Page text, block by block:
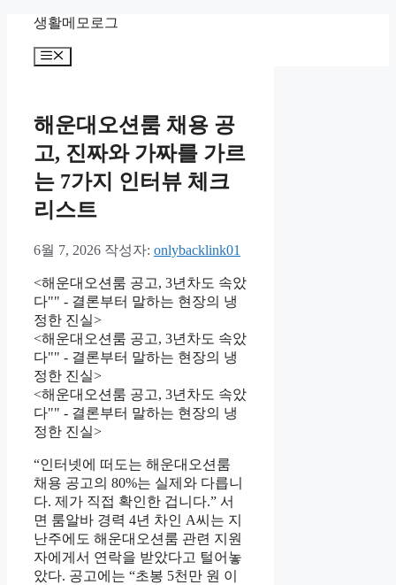
생활메모로그
메
해운대오션룸 채용 공
고, 진짜와 가짜를 가르
는 7가지 인터뷰 체크
리스트
6월 7, 2026 작성자: onlybacklink01
<해운대오션룸 공고, 3년차도 속았
다"" - 결론부터 말하는 현장의 냉
정한 진실>
<해운대오션룸 공고, 3년차도 속았
다"" - 결론부터 말하는 현장의 냉
정한 진실>
<해운대오션룸 공고, 3년차도 속았
다"" - 결론부터 말하는 현장의 냉
정한 진실>
“인터넷에 떠도는 해운대오션룸
채용 공고의 80%는 실제와 다릅니
다. 제가 직접 확인한 겁니다.” 서
면 룸알바 경력 4년 차인 A씨는 지
난주에도 해운대오션룸 관련 지원
자에게서 연락을 받았다고 털어놓
았다. 공고에는 “초봉 5천만 원 이